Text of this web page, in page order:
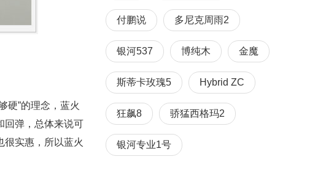
硬”的理念，蓝火
回弹，总体来说可
很实惠，所以蓝火
付鹏说 多尼克周雨2
银河537 博纯木 金魔
斯蒂卡玫瑰5 Hybrid ZC
狂飙8 骄猛西格玛2
银河专业1号